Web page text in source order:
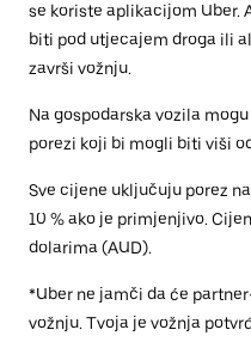
se koriste aplikacijom Uber.
biti pod utjecajem droga ili
završi vožnju.
Na gospodarska vozila
porezi koji bi mogli biti viši
Sve cijene uključuju porez
10 % ako je primjenjivo.
dolarima (AUD).
*Uber ne jamči da će
vožnju. Tvoja je vožnja